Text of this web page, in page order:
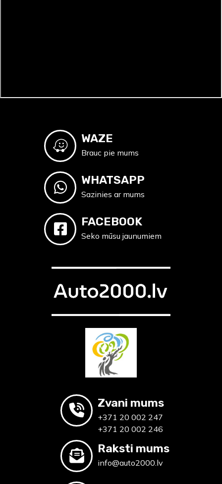
WAZE
Brauc pie mums
WHATSAPP
Sazinies ar mums
FACEBOOK
Seko mūsu jaunumiem
Zvani mums
+371 20 002 247
+371 20 002 246
Raksti mums
info@auto2000.lv